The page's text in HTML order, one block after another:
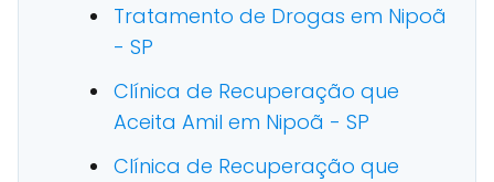
Tratamento de Drogas em Nipoã
- SP
Clínica de Recuperação que
Aceita Amil em Nipoã - SP
Clínica de Recuperação que